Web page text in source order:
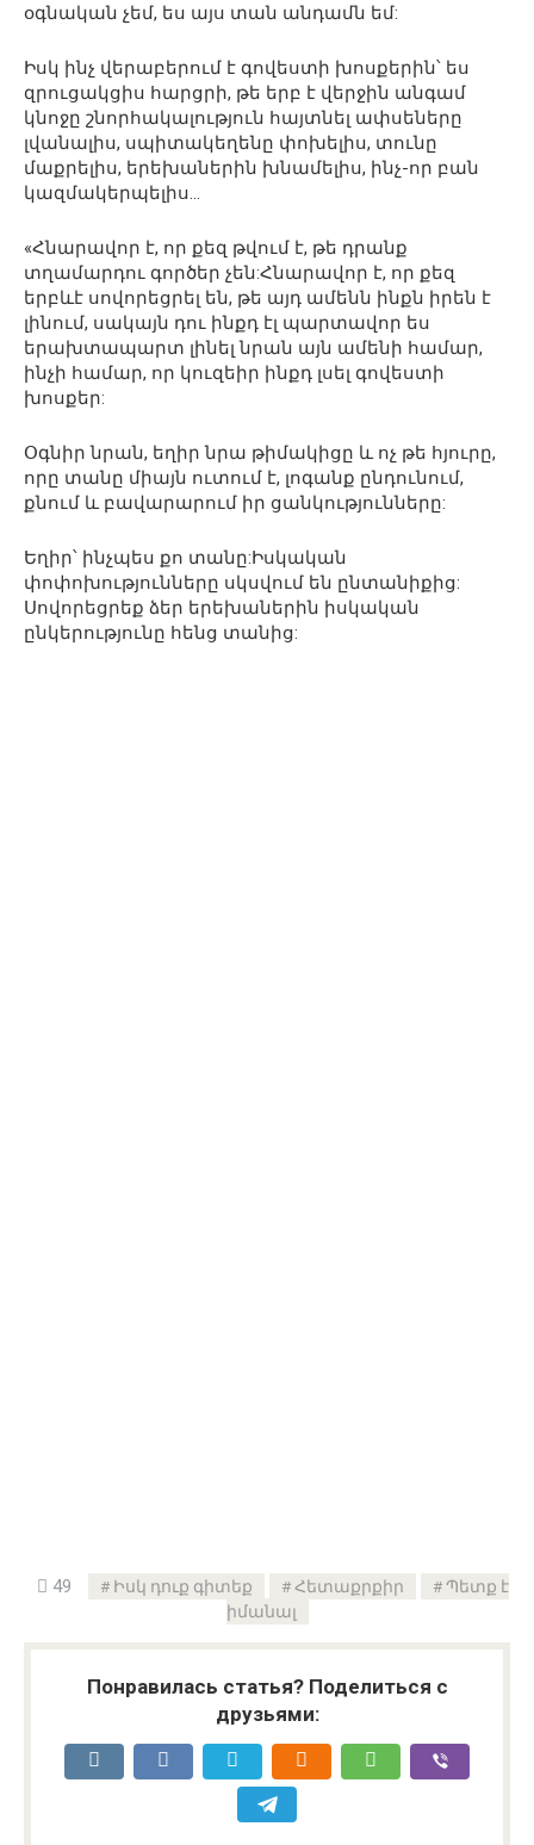
օգնական չեմ, ես այս տան անդամն եմ:
Իսկ ինչ վերաբերում է գովեստի խոսքերին՝ ես
զրուցակցիս հարցրի, թե երբ է վերջին անգամ
կնոջը շնորհակալություն հայտնել ափսեները
լվանալիս, սպիտակեղենը փոխելիս, տունը
մաքրելիս, երեխաներին խնամելիս, ինչ-որ բան
կազմակերպելիս…
«Հնարավոր է, որ քեզ թվում է, թե դրանք
տղամարդու գործեր չեն:Հնարավոր է, որ քեզ
երբևէ սովորեցրել են, թե այդ ամենն ինքն իրեն է
լինում, սակայն դու ինքդ էլ պարտավոր ես
երախտապարտ լինել նրան այն ամենի համար,
ինչի համար, որ կուզեիր ինքդ լսել գովեստի
խոսքեր:
Օգնիր նրան, եղիր նրա թիմակիցը և ոչ թե հյուրը,
որը տանը միայն ուտում է, լոգանք ընդունում,
քնում և բավարարում իր ցանկությունները:
Եղիր՝ ինչպես քո տանը:Իսկական
փոփոխությունները սկսվում են ընտանիքից:
Սովորեցրեք ձեր երեխաներին իսկական
ընկերությունը հենց տանից:
49 Իսկ դուք գիտեք Հետաքրքիր
Պետք է
իմանալ
Понравилась статья? Поделиться с
друзьями: